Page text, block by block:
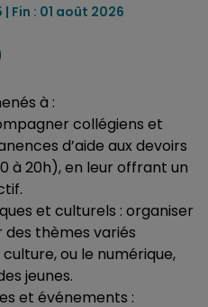
Fin : 01 août 2026
à :
collégiens et
d’aide aux devoirs
à 20h), en leur offrant un
et culturels : organiser
thèmes variés
ou le numérique,
jeunes.
et événements :